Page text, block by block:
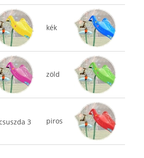
kék
zöld
piros